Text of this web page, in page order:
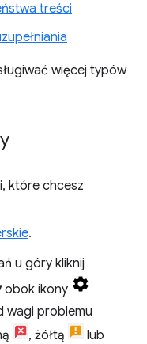
treści
więcej typów
które chcesz
.
u góry kliknij
obok ikony
wagi problemu
, żółtą
lub